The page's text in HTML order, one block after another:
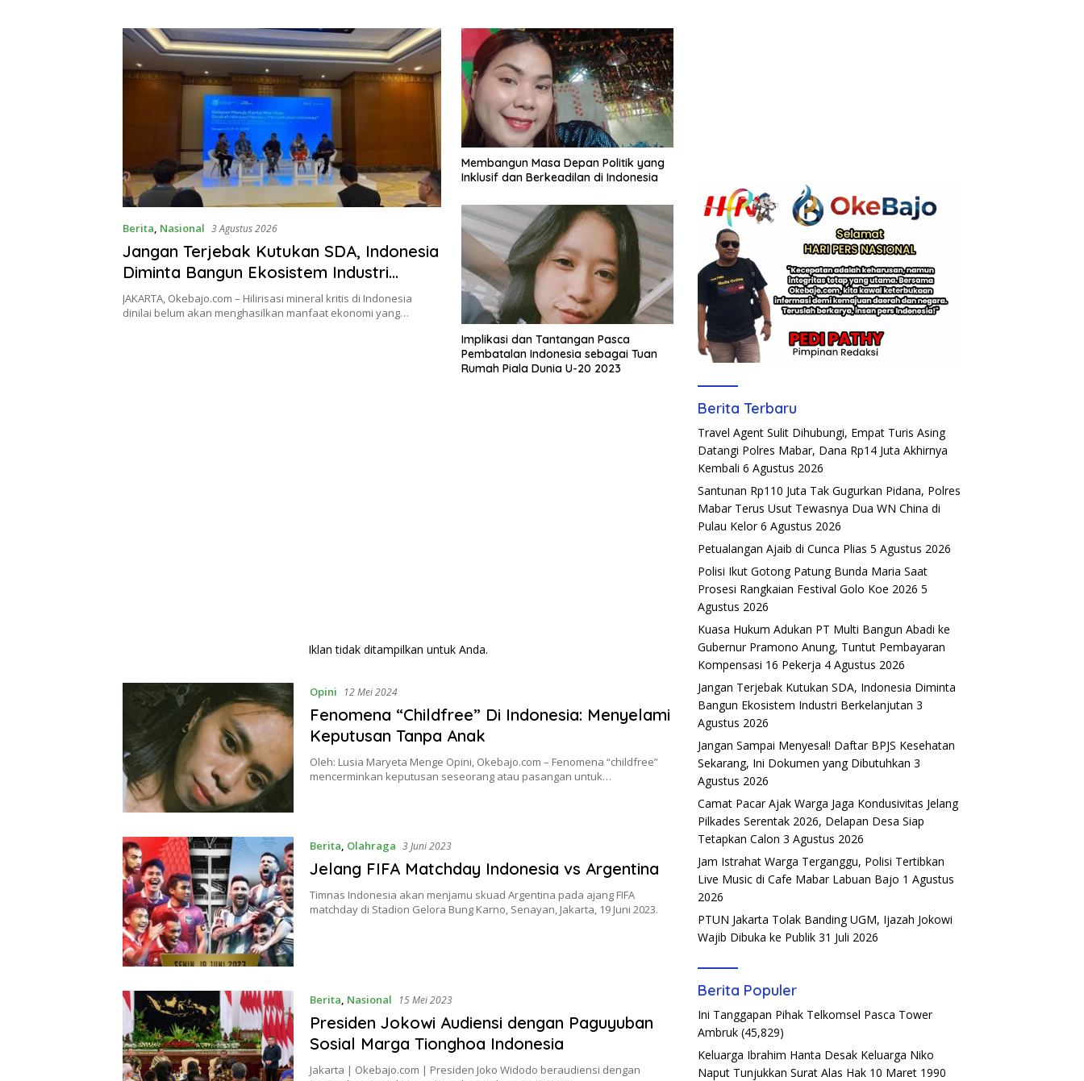
Berita, Nasional 3 Agustus 2026
Jangan Terjebak Kutukan SDA, Indonesia
Diminta Bangun Ekosistem Industri
Berkelanjutan
JAKARTA, Okebajo.com – Hilirisasi mineral kritis di Indonesia
dinilai belum akan menghasilkan manfaat ekonomi yang…
Membangun Masa Depan Politik yang
Inklusif dan Berkeadilan di Indonesia
Implikasi dan Tantangan Pasca
Pembatalan Indonesia sebagai Tuan
Rumah Piala Dunia U-20 2023
Iklan tidak ditampilkan untuk Anda.
Opini 12 Mei 2024
Fenomena “Childfree” Di Indonesia: Menyelami
Keputusan Tanpa Anak
Oleh: Lusia Maryeta Menge Opini, Okebajo.com – Fenomena “childfree”
mencerminkan keputusan seseorang atau pasangan untuk…
Berita, Olahraga 3 Juni 2023
Jelang FIFA Matchday Indonesia vs Argentina
Timnas Indonesia akan menjamu skuad Argentina pada ajang FIFA
matchday di Stadion Gelora Bung Karno, Senayan, Jakarta, 19 Juni 2023.
Berita, Nasional 15 Mei 2023
Presiden Jokowi Audiensi dengan Paguyuban
Sosial Marga Tionghoa Indonesia
Jakarta | Okebajo.com | Presiden Joko Widodo beraudiensi dengan
Berita Terbaru
Travel Agent Sulit Dihubungi, Empat Turis Asing
Datangi Polres Mabar, Dana Rp14 Juta Akhirnya
Kembali 6 Agustus 2026
Santunan Rp110 Juta Tak Gugurkan Pidana, Polres
Mabar Terus Usut Tewasnya Dua WN China di
Pulau Kelor 6 Agustus 2026
Petualangan Ajaib di Cunca Plias 5 Agustus 2026
Polisi Ikut Gotong Patung Bunda Maria Saat
Prosesi Rangkaian Festival Golo Koe 2026 5
Agustus 2026
Kuasa Hukum Adukan PT Multi Bangun Abadi ke
Gubernur Pramono Anung, Tuntut Pembayaran
Kompensasi 16 Pekerja 4 Agustus 2026
Jangan Terjebak Kutukan SDA, Indonesia Diminta
Bangun Ekosistem Industri Berkelanjutan 3
Agustus 2026
Jangan Sampai Menyesal! Daftar BPJS Kesehatan
Sekarang, Ini Dokumen yang Dibutuhkan 3
Agustus 2026
Camat Pacar Ajak Warga Jaga Kondusivitas Jelang
Pilkades Serentak 2026, Delapan Desa Siap
Tetapkan Calon 3 Agustus 2026
Jam Istrahat Warga Terganggu, Polisi Tertibkan
Live Music di Cafe Mabar Labuan Bajo 1 Agustus
2026
PTUN Jakarta Tolak Banding UGM, Ijazah Jokowi
Wajib Dibuka ke Publik 31 Juli 2026
Berita Populer
Ini Tanggapan Pihak Telkomsel Pasca Tower
Ambruk (45,829)
Keluarga Ibrahim Hanta Desak Keluarga Niko
Naput Tunjukkan Surat Alas Hak 10 Maret 1990